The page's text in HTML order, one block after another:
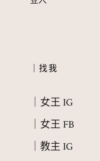
｜找我
｜女王 IG
｜女王 FB
｜教主 IG